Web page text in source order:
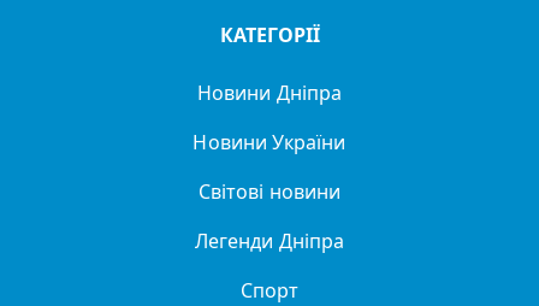
КАТЕГОРІЇ
Новини Дніпра
Новини України
Світові новини
Легенди Дніпра
Спорт